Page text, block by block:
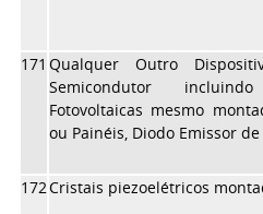
171 Qualquer Outro
Semicondutor
Fotovoltaicas mesmo
ou Painéis, Diodo Emissor de
172Cristais piezoelétricos